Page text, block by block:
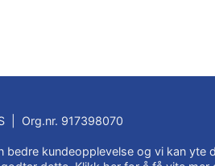
| Org.nr. 917398070
kundeopplevelse og vi kan yte